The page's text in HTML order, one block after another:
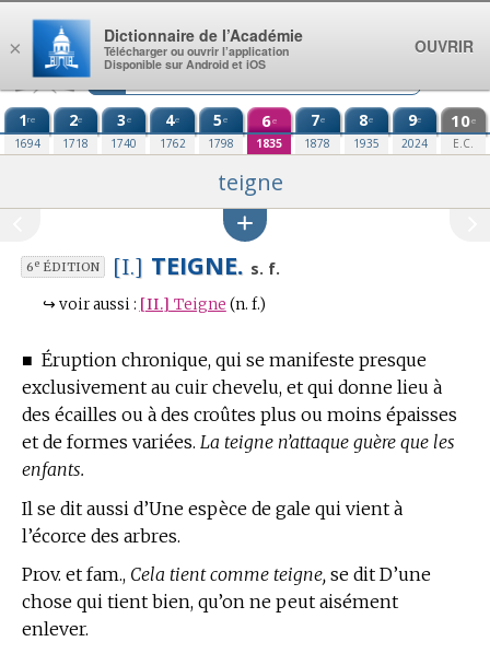
Aller au contenu
1re
1694
2e
1718
3e
1740
4e
1762
5e
1798
6e
1835
7e
1878
8e
1935
9e
2024
10e
E.C.
teigne
6eÉDITION [I.] TEIGNE. s. f.
↪ voir aussi : [II.] Teigne (n. f.)
■ Éruption chronique, qui se manifeste presque
exclusivement au cuir chevelu, et qui donne lieu à
des écailles ou à des croûtes plus ou moins épaisses
et de formes variées. La teigne n’attaque guère que les
enfants.
Il se dit aussi d’Une espèce de gale qui vient à
l’écorce des arbres.
Prov. et fam., Cela tient comme teigne, se dit D’une
chose qui tient bien, qu’on ne peut aisément
enlever.
×
Dictionnaire de l’Académie
Télécharger ou ouvrir l’application
Disponible sur Android et iOS
OUVRIR